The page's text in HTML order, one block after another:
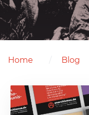
Home Blog